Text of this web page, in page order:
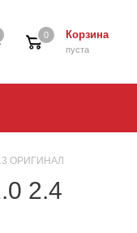
Корзина
пуста
0
ОРИГИНАЛ
2.4